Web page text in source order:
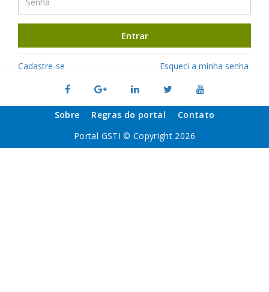
Entrar
Cadastre-se Esqueci a minha senha
Sobre Regras do portal
Contato
Portal GSTI © Copyright 2026